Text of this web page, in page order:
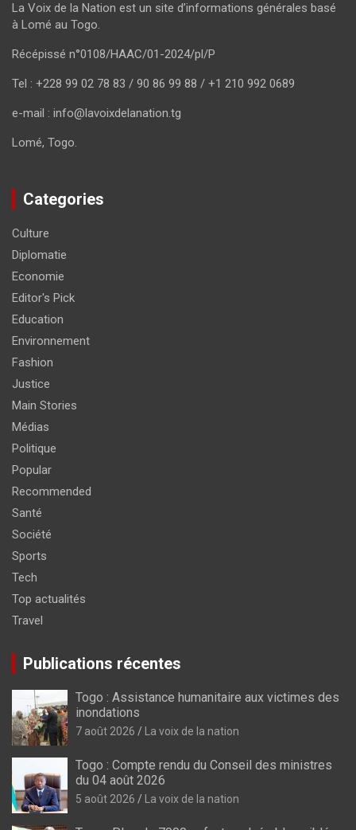
La Voix de la Nation est un site d’informations générales basé
à Lomé au Togo.
Récépissé n°0108/HAAC/01-2024/pl/P
Tel : +228 99 02 78 83 / 90 86 99 88 / +1 210 992 0689
e-mail : info@lavoixdelanation.tg
Lomé, Togo.
Categories
Culture
Diplomatie
Economie
Editor's Pick
Education
Environnement
Fashion
Justice
Main Stories
Médias
Politique
Popular
Recommended
Santé
Société
Sports
Tech
Top actualités
Travel
Publications récentes
Togo : Assistance humanitaire aux victimes des
inondations
7 août 2026 La voix de la nation
Togo : Compte rendu du Conseil des ministres
du 04 août 2026
5 août 2026 La voix de la nation